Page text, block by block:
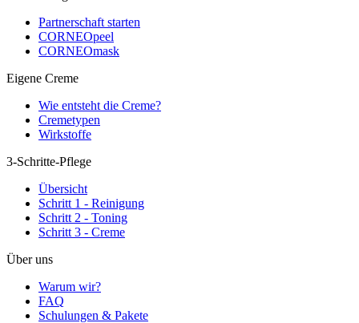
Partnerschaft starten
CORNEOpeel
CORNEOmask
Eigene Creme
Wie entsteht die Creme?
Cremetypen
Wirkstoffe
3-Schritte-Pflege
Übersicht
Schritt 1 - Reinigung
Schritt 2 - Toning
Schritt 3 - Creme
Über uns
Warum wir?
FAQ
Schulungen & Pakete